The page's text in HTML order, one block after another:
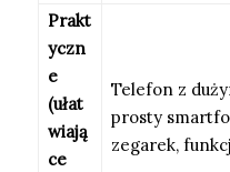
Prakt
yczn
e
(ułat
wiają
ce
Telefon z
prosty
zegarek,